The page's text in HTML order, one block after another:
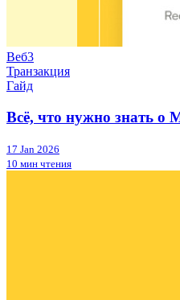
Веб3
Транзакция
Гайд
Всё, что нужно знать о
17 Jan 2026
10 мин чтения